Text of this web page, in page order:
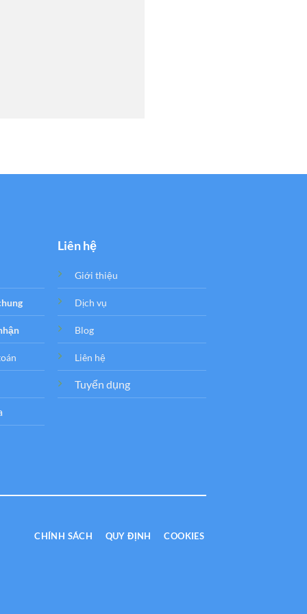
Liên hệ
Giới thiệu
Dịch vụ
Blog
Liên hệ
Tuyển dụng
CHÍNH SÁCH QUY ĐỊNH COOKIES